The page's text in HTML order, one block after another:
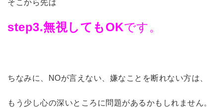
そこから先は
step3.無視してもOKです。
ちなみに、NOが言えない、嫌なことを断れない方は、
もう少し心の深いところに問題があるかもしれません。